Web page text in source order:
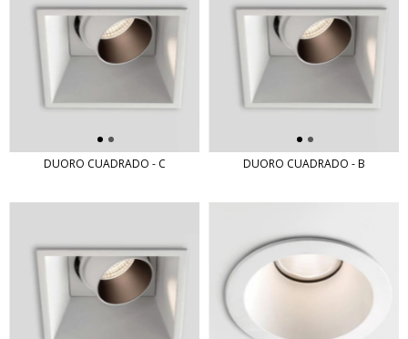
DUORO CUADRADO - C DUORO CUADRADO - B